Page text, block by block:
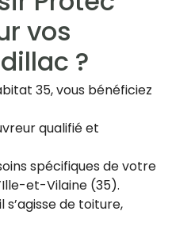
vos
?
35, vous bénéficiez
qualifié et
spécifiques de votre
et-Vilaine (35).
s’agisse de toiture,